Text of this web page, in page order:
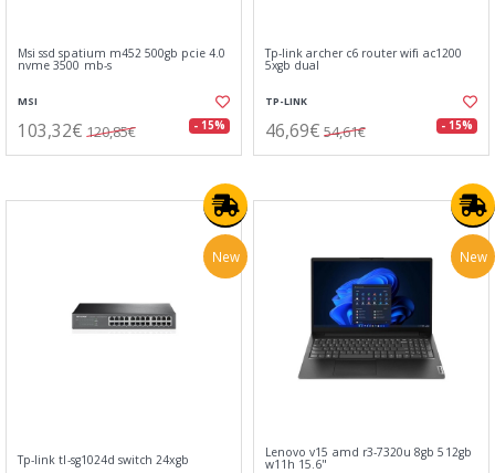
Msi ssd spatium m452 500gb pcie 4.0
nvme 3500 mb-s
MSI
103,32€ 120,85€ - 15%
Tp-link archer c6 router wifi ac1200
5xgb dual
TP-LINK
46,69€ 54,61€ - 15%
New
Tp-link tl-sg1024d switch 24xgb
New
Lenovo v15 amd r3-7320u 8gb 512gb
w11h 15.6"